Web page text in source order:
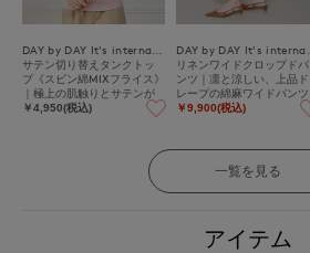
サテン切り替えタンクトッ
プ《スビン綿MIXフライス》
｜極上の肌触りとサテンが
映える上品インナー
￥4,950(税込)
リネンワイドクロップドパ
ンツ｜凛と涼しい、上品ド
レープの綿麻ワイドパンツ
￥9,900(税込)
一覧を見る
アイテム